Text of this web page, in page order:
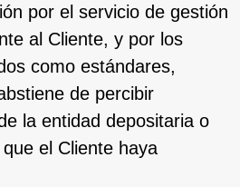
por el servicio de gestión
al Cliente, y por los
como estándares,
de percibir
la entidad depositaria o
el Cliente haya